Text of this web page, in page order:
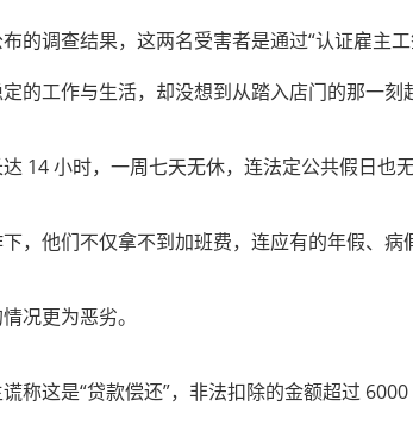
的调查结果，这两名受害者是通过“认证雇主
的工作与生活，却没想到从踏入店门的那一刻
14 小时，一周七天无休，连法定公共假日也无
，他们不仅拿不到加班费，连应有的年假、病
况更为恶劣。
称这是“贷款偿还”，非法扣除的金额超过 6000